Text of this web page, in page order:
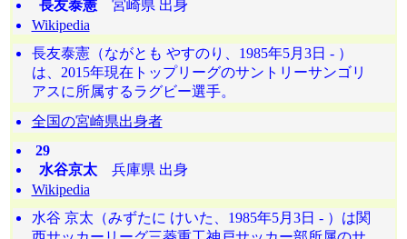
長友泰憲宮崎県 出身
Wikipedia
長友泰憲（ながとも やすのり、1985年5月3日 - ）
は、2015年現在トップリーグのサントリーサンゴリ
アスに所属するラグビー選手。
全国の宮崎県出身者
29
水谷京太兵庫県 出身
Wikipedia
水谷 京太（みずたに けいた、1985年5月3日 - ）は関